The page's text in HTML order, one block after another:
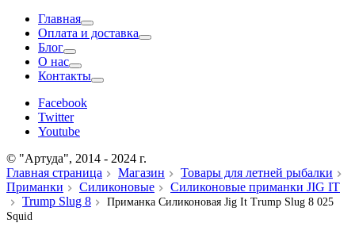
Главная
Оплата и доставка
Блог
О нас
Контакты
Facebook
Twitter
Youtube
© "Артуда", 2014 - 2024 г.
Главная страница
Магазин
Товары для летней рыбалки
Приманки
Силиконовые
Силиконовые приманки JIG IT
Trump Slug 8
Приманка Силиконовая Jig It Trump Slug 8 025
Squid